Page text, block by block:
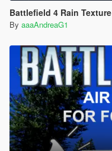
Battlefield 4 Rain Texture
By aaaAndreaG1